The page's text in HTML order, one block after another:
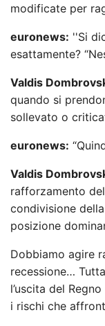
modificate per
euronews: ''Si
esattamente?
Valdis
quando si
sollevato o
euronews:
Valdis
rafforzamento
condivisione
posizione
Dobbiamo agire
recessione…
l’uscita del
i rischi che